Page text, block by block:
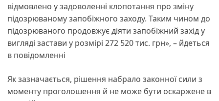
відмовлено у задоволенні клопотання про зміну
підозрюваному запобіжного заходу. Таким чином до
підозрюваного продовжує діяти запобіжний захід у
вигляді застави у розмірі 272 520 тис. грн», – йдеться
в повідомленні
Як зазначається, рішення набрало законної сили з
моменту проголошення й не може бути оскаржене в